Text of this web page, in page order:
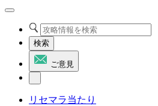
検索
ご意見
リセマラ当たり